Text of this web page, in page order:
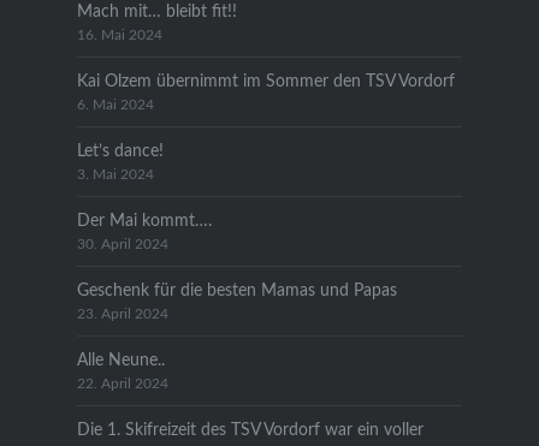
Mach mit… bleibt fit!!
16. Mai 2024
Kai Olzem übernimmt im Sommer den TSV Vordorf
6. Mai 2024
Let’s dance!
3. Mai 2024
Der Mai kommt….
30. April 2024
Geschenk für die besten Mamas und Papas
23. April 2024
Alle Neune..
22. April 2024
Die 1. Skifreizeit des TSV Vordorf war ein voller